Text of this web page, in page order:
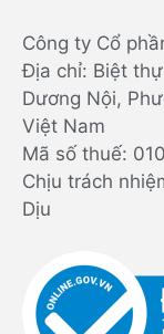
Công ty Cổ
Địa chỉ: Biệt
Dương Nội,
Việt Nam
Mã số thuế:
Chịu trách
Dịu